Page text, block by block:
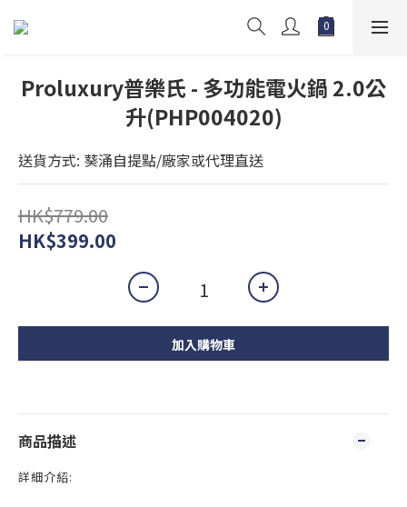
Proluxury普樂氏 - 多功能電火鍋 2.0公
升(PHP004020)
送貨方式: 葵涌自提點/廠家或代理直送
HK$779.00
HK$399.00
加入購物車
商品描述
詳細介紹: